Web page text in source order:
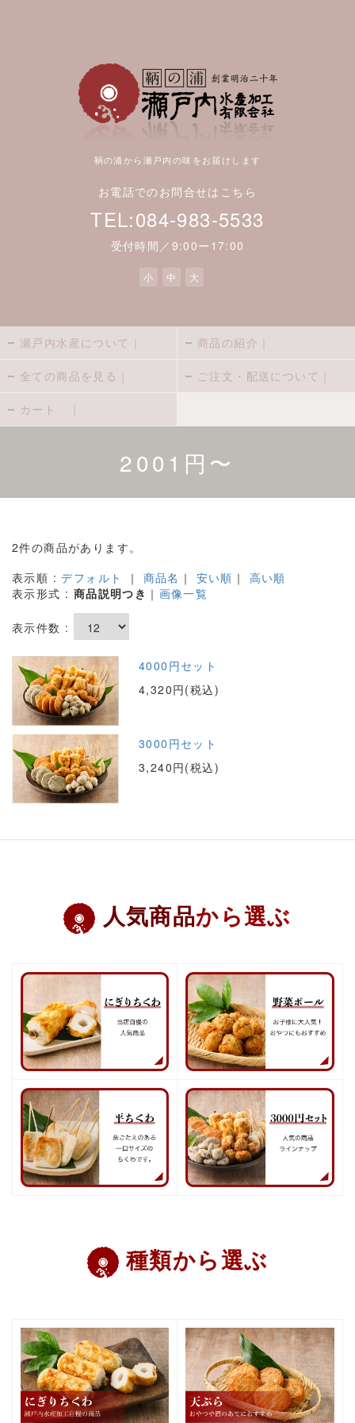
鞆の浦から瀬戸内の味をお届けします
お電話でのお問合せはこちら
TEL:084-983-5533
受付時間／9:00ー17:00
小 中 大
瀬戸内水産について｜ 商品の紹介｜
全ての商品を見る｜ ご注文・配送について｜
カート ｜
2001円〜
2件の商品があります。
表示順 :デフォルト ｜ 商品名 ｜ 安い順 ｜ 高い順
表示形式 : 商品説明つき ｜ 画像一覧
表示件数 :
4000円セット
4,320円(税込)
3000円セット
3,240円(税込)
人気商品から選ぶ
種類から選ぶ